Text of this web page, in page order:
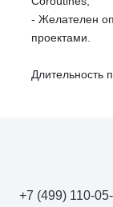
- Желателен
проектами.
Длительность
+7 (499) 110-